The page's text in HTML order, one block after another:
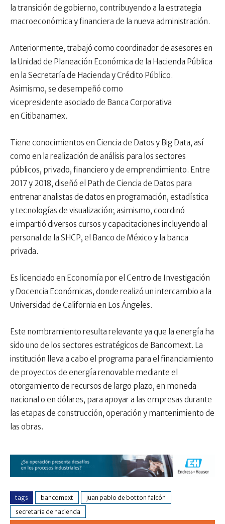
la transición de gobierno, contribuyendo a la estrategia
macroeconómica y financiera de la nueva administración.
Anteriormente, trabajó como coordinador de asesores en
la Unidad de Planeación Económica de la Hacienda Pública
en la Secretaría de Hacienda y Crédito Público.
Asimismo, se desempeñó como
vicepresidente asociado de Banca Corporativa
en Citibanamex.
Tiene conocimientos en Ciencia de Datos y Big Data, así
como en la realización de análisis para los sectores
públicos, privado, financiero y de emprendimiento. Entre
2017 y 2018, diseñó el Path de Ciencia de Datos para
entrenar analistas de datos en programación, estadística
y tecnologías de visualización; asimismo, coordinó
e impartió diversos cursos y capacitaciones incluyendo al
personal de la SHCP, el Banco de México y la banca
privada.
Es licenciado en Economía por el Centro de Investigación
y Docencia Económicas, donde realizó un intercambio a la
Universidad de California en Los Ángeles.
Este nombramiento resulta relevante ya que la energía ha
sido uno de los sectores estratégicos de Bancomext. La
institución lleva a cabo el programa para el financiamiento
de proyectos de energía renovable mediante el
otorgamiento de recursos de largo plazo, en moneda
nacional o en dólares, para apoyar a las empresas durante
las etapas de construcción, operación y mantenimiento de
las obras.
tags bancomext
juan pablo de botton falcón
secretaria de hacienda